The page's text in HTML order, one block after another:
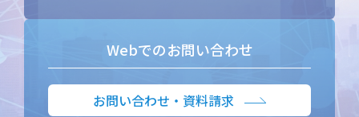
Webでのお問い合わせ
お問い合わせ・資料請求